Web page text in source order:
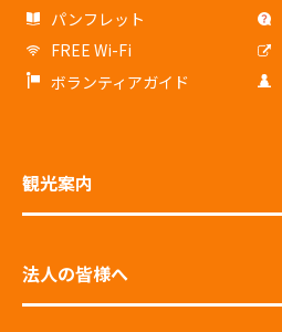
パンフレット
FREE Wi-Fi
ボランティアガイド
観光案内
法人の皆様へ